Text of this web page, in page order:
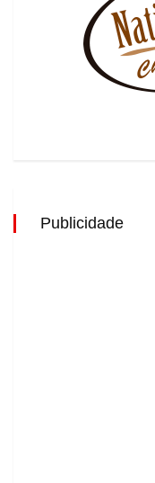
Publicidade